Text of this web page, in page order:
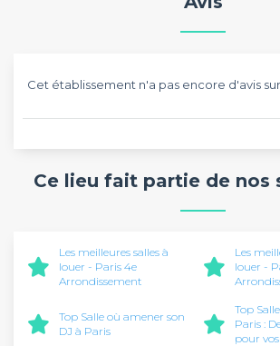
Cet établissement n'a pas encore d'avis
Ce lieu fait partie de nos
Les meilleures salles à
louer - Paris 4e
Arrondissement
Les
louer -
Top Salle où amener son
DJ à Paris
Top
Paris :
pour